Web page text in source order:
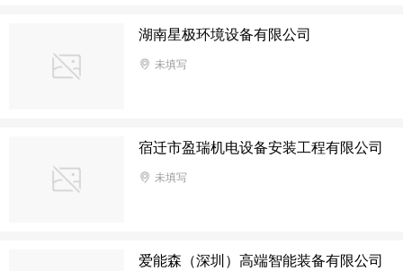
湖南星极环境设备有限公司
未填写
宿迁市盈瑞机电设备安装工程有限公司
未填写
爱能森（深圳）高端智能装备有限公司